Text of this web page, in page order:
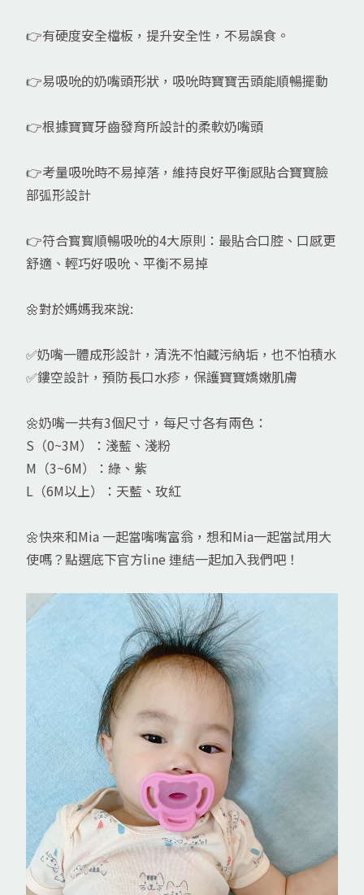
👉有硬度安全檔板，提升安全性，不易誤食。
👉易吸吮的奶嘴頭形狀，吸吮時寶寶舌頭能順暢擺動
👉根據寶寶牙齒發育所設計的柔軟奶嘴頭
👉考量吸吮時不易掉落，維持良好平衡感貼合寶寶臉
部弧形設計
👉符合寳寳順暢吸吮的4大原則：最貼合口腔、口感更
舒適、輕巧好吸吮、平衡不易掉​
🌼對於媽媽我來說:
✅奶嘴一體成形設計，清洗不怕藏污納垢，也不怕積水
✅鏤空設計，預防長口水疹，保護寶寶嬌嫩肌膚
🌼奶嘴一共有3個尺寸，每尺寸各有兩色：
S（0~3M）：淺藍、淺粉
M（3~6M）：綠、紫
L（6M以上）：天藍、玫紅
🌼快來和Mia 一起當嘴嘴富翁，想和Mia一起當試用大
使嗎？點選底下官方line 連結一起加入我們吧！